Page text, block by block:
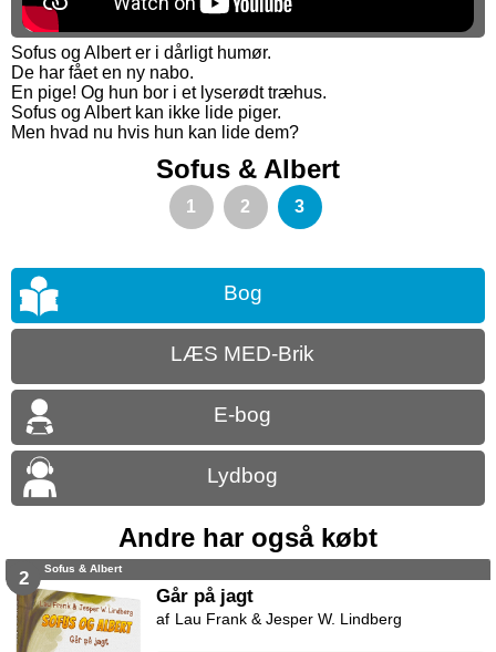
Sofus og Albert er i dårligt humør.
De har fået en ny nabo.
En pige! Og hun bor i et lyserødt træhus.
Sofus og Albert kan ikke lide piger.
Men hvad nu hvis hun kan lide dem?
Sofus & Albert
1 2 3
Bog
LÆS MED-Brik
E-bog
Lydbog
Andre har også købt
2 Sofus & Albert
Går på jagt
Lau Frank & Jesper W. Lindberg